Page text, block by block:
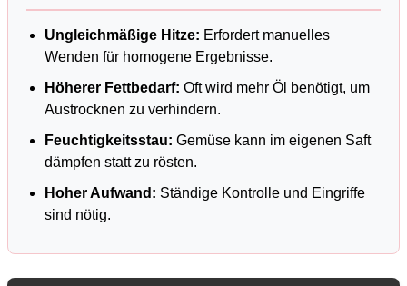
Ungleichmäßige Hitze: Erfordert manuelles
Wenden für homogene Ergebnisse.
Höherer Fettbedarf: Oft wird mehr Öl benötigt, um
Austrocknen zu verhindern.
Feuchtigkeitsstau: Gemüse kann im eigenen Saft
dämpfen statt zu rösten.
Hoher Aufwand: Ständige Kontrolle und Eingriffe
sind nötig.